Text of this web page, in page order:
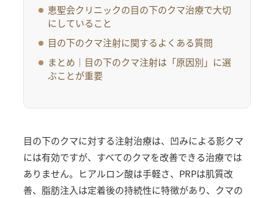
恵聖会クリニックの目の下のクマ治療で大切
にしていること
目の下のクマ注射に関するよくある質問
まとめ｜目の下のクマ注射は「原因別」に選
ぶことが重要
目の下のクマに対する注射治療は、凹みによる影クマ
には有効ですが、すべてのクマを改善できる治療では
ありません。ヒアルロン酸は手軽さ、PRPは肌質改
善、脂肪注入は定着後の持続性に特徴があり、クマの